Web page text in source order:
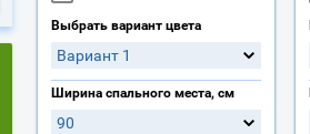
Выбрать вариант цвета
Вариант 1
Ширина спального места, см
90